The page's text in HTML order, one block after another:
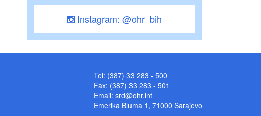
Instagram: @ohr_bih
Tel: (387) 33 283 - 500
Fax: (387) 33 283 - 501
Email: srd@ohr.int
Emerika Bluma 1, 71000 Sarajevo